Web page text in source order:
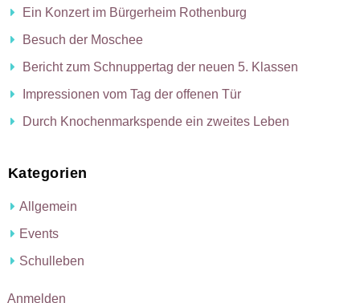
Sprechstunden im Schuljahr 2025/26
Elternbeirat
Facility-Team
SMV
Gebundene Ganztagsschule
Offene Ganztagsschule
Deutsch als Zweitsprache an der Mittelschule
Beratung für Eltern
Jugendsozialarbeit
Hilfsangebote bei Depression und Angsstörungen
Beratung für Schülerinnen und Schüler
Berufswahlbegleitung
Downloads
Prüfungen
Mittlerer Bildungsabschluss
Links
Termine
Prüfungstermine Mittlerer Schulabschluss 2026
Ein Konzert im Bürgerheim Rothenburg
Besuch der Moschee
Bericht zum Schnuppertag der neuen 5. Klassen
Impressionen vom Tag der offenen Tür
Durch Knochenmarkspende ein zweites Leben
Kategorien
Allgemein
Events
Schulleben
Anmelden